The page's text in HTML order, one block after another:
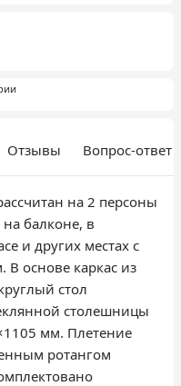
Отзывы Вопрос-ответ
на 2 персоны
балконе, в
и других местах с
основе каркас из
стол
столешницы
мм. Плетение
ротангом